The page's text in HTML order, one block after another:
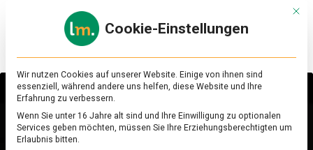
Online-
Magazin
zu
&
Ernährung
Sie sehen gerade einen Platzhalterinhalt von
. Um auf den eigentlichen Inhalt
Mit
Cookie-Einstellungen
Wir nutzen Cookies auf unserer Website. Einige von ihnen sind
essenziell, während andere uns helfen, diese Website und Ihre
Erfahrung zu verbessern.
Wenn Sie unter 16 Jahre alt sind und Ihre Einwilligung zu optionalen
Services geben möchten, müssen Sie Ihre Erziehungsberechtigten um
Erlaubnis bitten.